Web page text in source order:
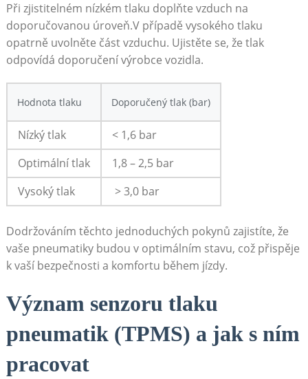
Při zjistitelném nízkém tlaku doplňte vzduch na
doporučovanou úroveň.V případě vysokého tlaku‍
opatrně uvolněte část vzduchu. Ujistěte se, že tlak
odpovídá ​doporučení výrobce vozidla.
Hodnota tlaku Doporučený tlak (bar)
Nízký tlak
< 1,6 bar
Optimální ‍tlak
1,8⁣ – 2,5⁤ bar
Vysoký tlak
⁤ > 3,0 ⁢bar
Dodržováním těchto jednoduchých pokynů zajistíte, že⁣
vaše pneumatiky ‌budou v ⁤optimálním stavu, což přispěje
k vaší bezpečnosti a komfortu během jízdy.
Význam​ senzoru tlaku
pneumatik (TPMS) a jak s ním
⁣pracovat